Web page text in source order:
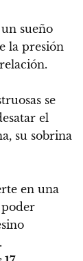
sueño
la presión
se
el
su sobrina
en una